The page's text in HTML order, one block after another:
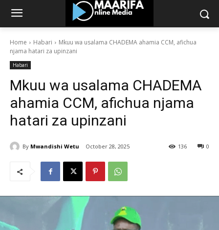
Home Habari
Mkuu wa usalama CHADEMA ahamia CCM, afichua
njama hatari za upinzani
Habari
Mkuu wa usalama CHADEMA
ahamia CCM, afichua njama
hatari za upinzani
By Mwandishi Wetu October 28, 2025 0
136